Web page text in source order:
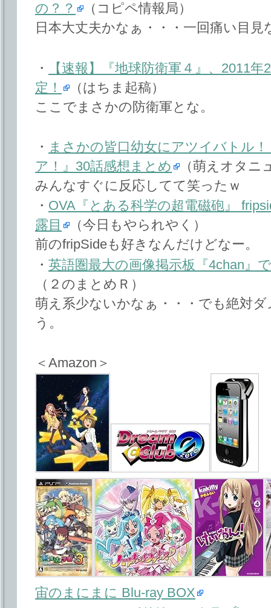
の？？
（コピペ情報局）
日本大丈夫かなぁ・・・一回痛い目
・
【速報】『地球防衛軍４』、2011
定！
（はちま起稿）
ここでまさかの防衛軍とな。
・ まさかの皆口幼女にアツイバトル
ア！』30話感想まとめ
（萌えオタニ
みんなすぐに反応してて笑ったｗ
・ OVA『とある科学の超電磁砲』
露目
（今日もやられやく）
前のfripSideも好きなんだけどなー。
・ 英語圏最大の画像掲示板『4chan』
（２のまとめＲ）
萌え系少ないかなぁ・・・でも絶対
う。
＜Amazon＞
宙のまにまに Blu-ray BOX